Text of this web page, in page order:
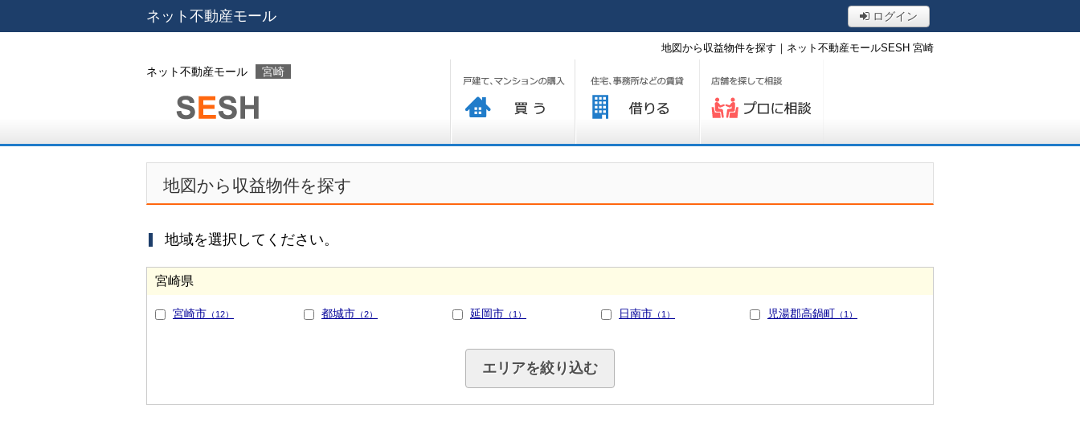
ネット不動産モール ログイン
地図から収益物件を探す｜ネット不動産モールSESH 宮崎
ネット不動産モール 宮崎
地図から収益物件を探す
地域を選択してください。
宮崎県
宮崎市 （12） 都城市 （2） 延岡市 （1） 日南市 （1） 児湯郡高鍋町 （1）
エリアを絞り込む